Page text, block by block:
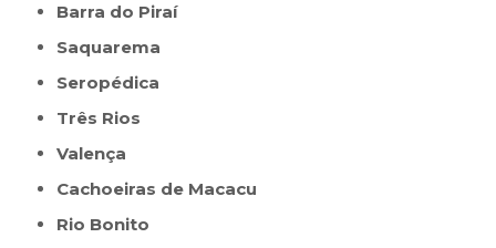
Barra do Piraí
Saquarema
Seropédica
Três Rios
Valença
Cachoeiras de Macacu
Rio Bonito